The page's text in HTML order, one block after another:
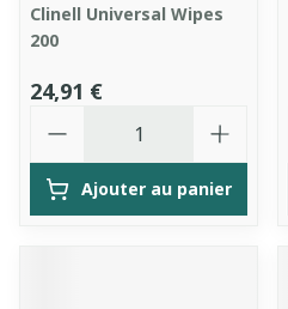
Clinell Universal Wipes
200
24,91 €
Ajouter au panier